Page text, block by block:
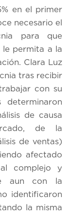
en el primer
necesario el
para que
le permita a la
Clara Luz
tras recibir
con su
determinaron
de causa
de la
de ventas)
afectado
complejo y
aun con la
identificaron
la misma